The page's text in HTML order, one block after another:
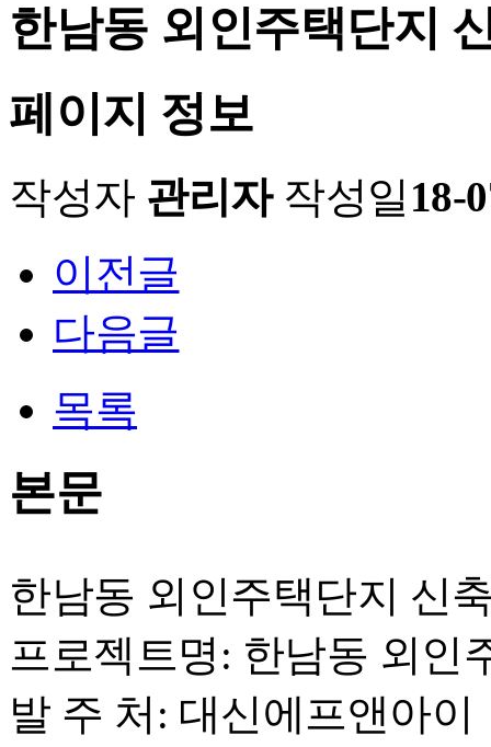
한남동 외인주택단지
페이지 정보
작성자 관리자 작성일 18-
이전글
다음글
목록
본문
한남동 외인주택단지 신
프로젝트명: 한남동 외인
발 주 처: 대신에프앤아이